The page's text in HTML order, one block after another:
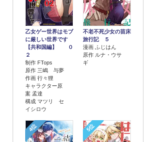
乙女ゲー世界はモブ
に厳しい世界です
【共和国編】 ０
２
制作 FTops
原作 三嶋 与夢
作画 行々狸
キャラクター原
案 孟達
構成 マツリ セ
イシロウ
不老不死少女の苗床
旅行記 ５
漫画 ふじはん
原作 ルナ・ウサ
ギ
4位 5位